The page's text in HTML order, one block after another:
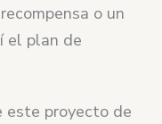
o un
el plan de
este proyecto de